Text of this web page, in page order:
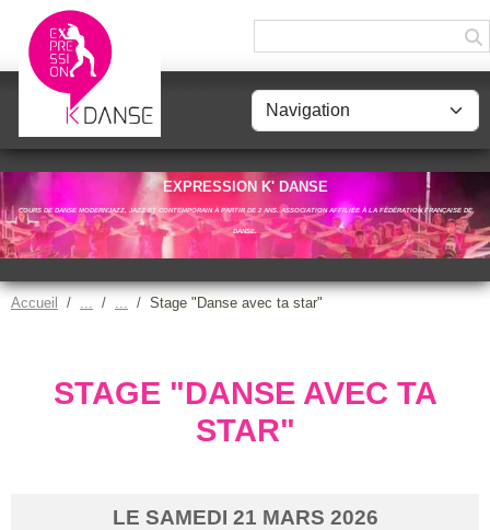
EXPRESSION K' DANSE
COURS DE DANSE MODERN'JAZZ, JAZZ ET CONTEMPORAIN À PARTIR DE 2 ANS. ASSOCIATION AFFILIÉE À LA FÉDÉRATION FRANÇAISE DE
DANSE.
Accueil Stage "Danse avec ta star"
STAGE "DANSE AVEC TA
STAR"
LE SAMEDI 21 MARS 2026
Panneau de gestion des cookies